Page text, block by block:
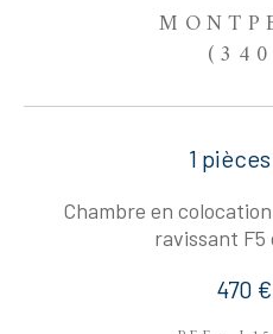
1
Chambre en
ravissant F5
470 €